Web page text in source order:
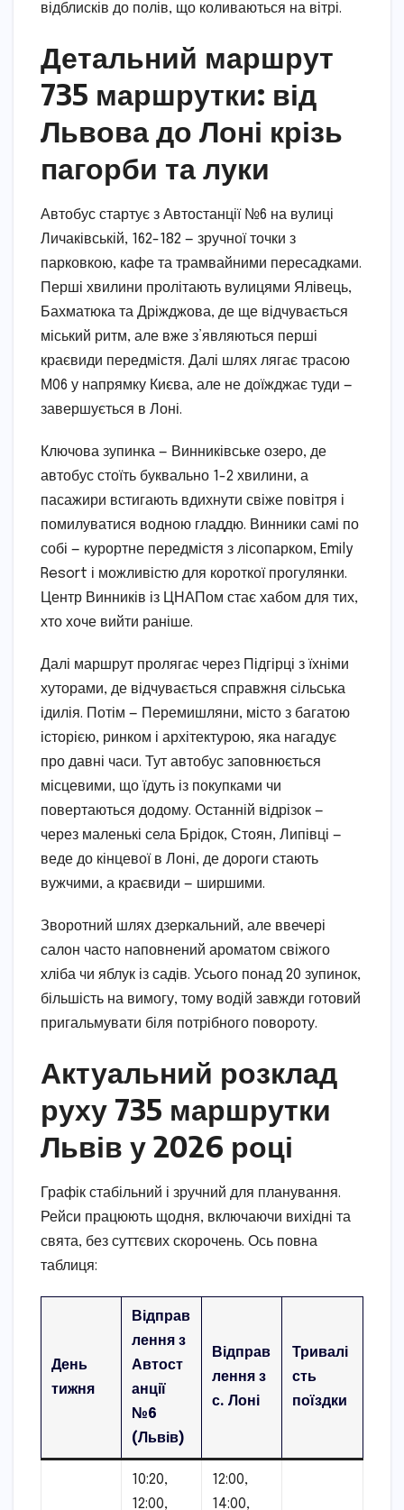
відблисків до полів, що коливаються на вітрі.
Детальний маршрут
735 маршрутки: від
Львова до Лоні крізь
пагорби та луки
Автобус стартує з Автостанції №6 на вулиці
Личаківській, 162-182 — зручної точки з
парковкою, кафе та трамвайними пересадками.
Перші хвилини пролітають вулицями Ялівець,
Бахматюка та Дріжджова, де ще відчувається
міський ритм, але вже з’являються перші
краєвиди передмістя. Далі шлях лягає трасою
М06 у напрямку Києва, але не доїжджає туди —
завершується в Лоні.
Ключова зупинка — Винниківське озеро, де
автобус стоїть буквально 1-2 хвилини, а
пасажири встигають вдихнути свіже повітря і
помилуватися водною гладдю. Винники самі по
собі — курортне передмістя з лісопарком, Emily
Resort і можливістю для короткої прогулянки.
Центр Винників із ЦНАПом стає хабом для тих,
хто хоче вийти раніше.
Далі маршрут пролягає через Підгірці з їхніми
хуторами, де відчувається справжня сільська
ідилія. Потім — Перемишляни, місто з багатою
історією, ринком і архітектурою, яка нагадує
про давні часи. Тут автобус заповнюється
місцевими, що їдуть із покупками чи
повертаються додому. Останній відрізок —
через маленькі села Брідок, Стоян, Липівці —
веде до кінцевої в Лоні, де дороги стають
вужчими, а краєвиди — ширшими.
Зворотний шлях дзеркальний, але ввечері
салон часто наповнений ароматом свіжого
хліба чи яблук із садів. Усього понад 20 зупинок,
більшість на вимогу, тому водій завжди готовий
пригальмувати біля потрібного повороту.
Актуальний розклад
руху 735 маршрутки
Львів у 2026 році
Графік стабільний і зручний для планування.
Рейси працюють щодня, включаючи вихідні та
свята, без суттєвих скорочень. Ось повна
таблиця:
День
тижня
Відправ
лення з
Автост
анції
№6
(Львів)
Відправ
лення з
с. Лоні
Тривалі
сть
поїздки
10:20,
12:00,
12:00,
14:00,